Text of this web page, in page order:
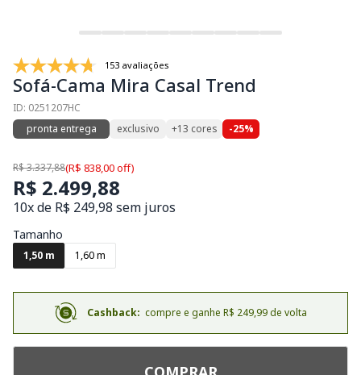
153 avaliações
Sofá-Cama Mira Casal Trend
ID: 0251207HC
pronta entrega
exclusivo +13 cores -25%
R$ 3.337,88(R$ 838,00 off)
R$ 2.499,88
10x de R$ 249,98 sem juros
Tamanho
1,50 m 1,60 m
Cashback: compre e ganhe R$ 249,99 de volta